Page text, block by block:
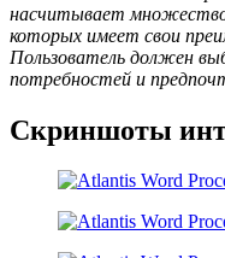
насчитывает
которых имеет свои
Пользователь должен
потребностей и
Скриншоты